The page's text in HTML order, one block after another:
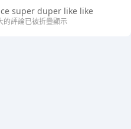
super duper like like
的評論已被折疊顯示